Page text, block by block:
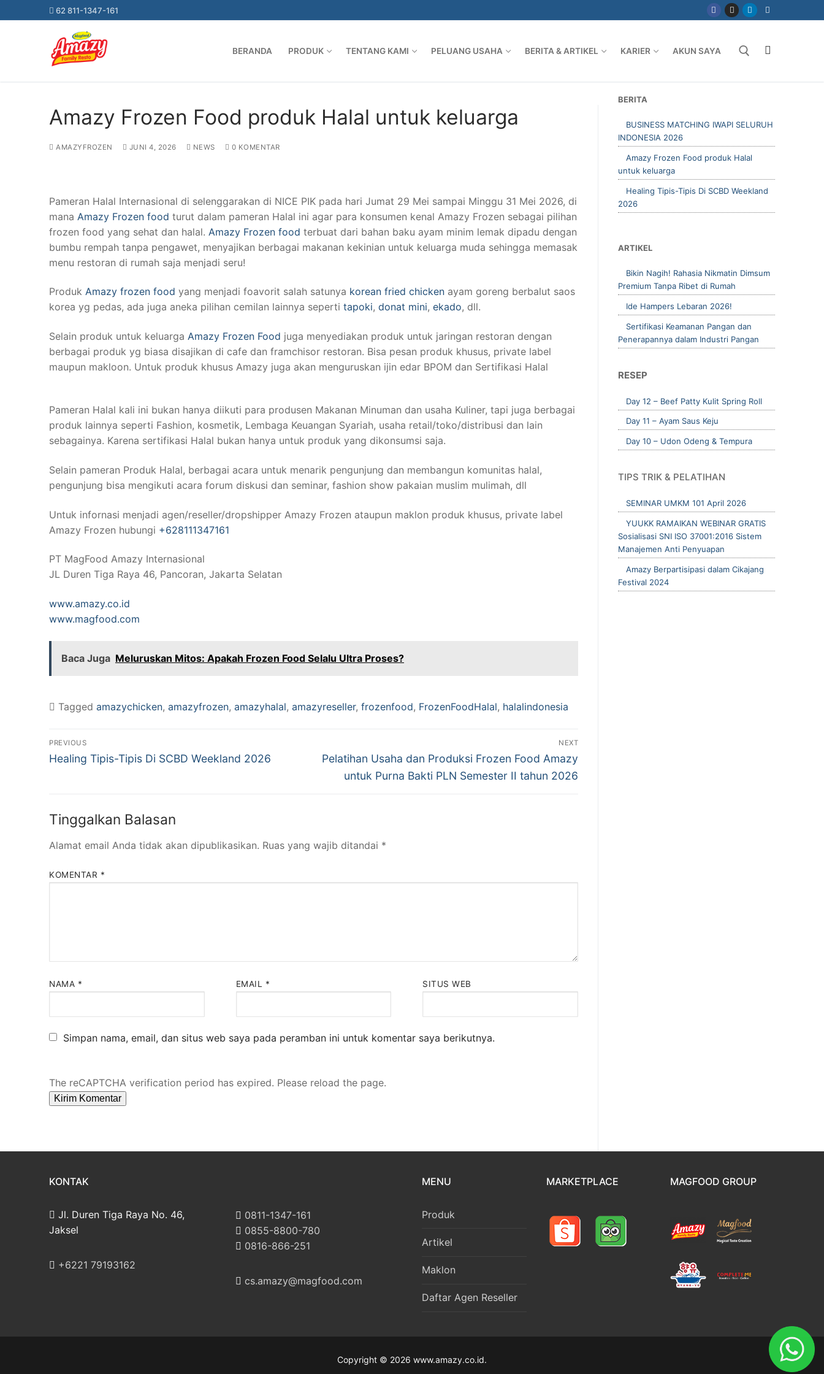
62 811-1347-161
BERANDA PRODUK TENTANG KAMI PELUANG USAHA BERITA & ARTIKEL KARIER AKUN SAYA
HOME AMAZY FROZEN FOOD PRODUK HALAL UNTUK KELUARGA
Amazy Frozen Food produk Halal untuk keluarga
AMAZYFROZEN JUNI 4, 2026 NEWS 0 KOMENTAR
Pameran Halal Internasional di selenggarakan di NICE PIK pada hari Jumat 29 Mei sampai Minggu 31 Mei 2026, di
mana Amazy Frozen food turut dalam pameran Halal ini agar para konsumen kenal Amazy Frozen sebagai pilihan
frozen food yang sehat dan halal. Amazy Frozen food terbuat dari bahan baku ayam minim lemak dipadu dengan
bumbu rempah tanpa pengawet, menyajikan berbagai makanan kekinian untuk keluarga muda sehingga memasak
menu restoran di rumah saja menjadi seru!
Produk Amazy frozen food yang menjadi foavorit salah satunya korean fried chicken ayam goreng berbalut saos
korea yg pedas, ada juga aneka pilihan cemilan lainnya seperti tapoki, donat mini, ekado, dll.
Selain produk untuk keluarga Amazy Frozen Food juga menyediakan produk untuk jaringan restoran dengan
berbagai produk yg biasa disajikan di cafe dan framchisor restoran. Bisa pesan produk khusus, private label
maupun makloon. Untuk produk khusus Amazy juga akan menguruskan ijin edar BPOM dan Sertifikasi Halal
Pameran Halal kali ini bukan hanya diikuti para produsen Makanan Minuman dan usaha Kuliner, tapi juga berbagai
produk lainnya seperti Fashion, kosmetik, Lembaga Keuangan Syariah, usaha retail/toko/distribusi dan lain
sebagainya. Karena sertifikasi Halal bukan hanya untuk produk yang dikonsumsi saja.
Selain pameran Produk Halal, berbagai acara untuk menarik pengunjung dan membangun komunitas halal,
pengunjung bisa mengikuti acara forum diskusi dan seminar, fashion show pakaian muslim mulimah, dll
Untuk infornasi menjadi agen/reseller/dropshipper Amazy Frozen ataupun maklon produk khusus, private label
Amazy Frozen hubungi +628111347161
PT MagFood Amazy Internasional
JL Duren Tiga Raya 46, Pancoran, Jakarta Selatan
www.amazy.co.id
www.magfood.com
Baca Juga Meluruskan Mitos: Apakah Frozen Food Selalu Ultra Proses?
Tagged amazychicken, amazyfrozen, amazyhalal, amazyreseller, frozenfood, FrozenFoodHalal, halalindonesia
PREVIOUS
Healing Tipis-Tipis Di SCBD Weekland 2026
NEXT
Pelatihan Usaha dan Produksi Frozen Food Amazy
untuk Purna Bakti PLN Semester II tahun 2026
Tinggalkan Balasan
Alamat email Anda tidak akan dipublikasikan. Ruas yang wajib ditandai *
KOMENTAR *
NAMA * EMAIL * SITUS WEB
Simpan nama, email, dan situs web saya pada peramban ini untuk komentar saya berikutnya.
The reCAPTCHA verification period has expired. Please reload the page.
Cari
BERITA
BUSINESS MATCHING IWAPI SELURUH
INDONESIA 2026
Amazy Frozen Food produk Halal
untuk keluarga
Healing Tipis-Tipis Di SCBD Weekland
2026
ARTIKEL
Bikin Nagih! Rahasia Nikmatin Dimsum
Premium Tanpa Ribet di Rumah
Ide Hampers Lebaran 2026!
Sertifikasi Keamanan Pangan dan
Penerapannya dalam Industri Pangan
RESEP
Day 12 – Beef Patty Kulit Spring Roll
Day 11 – Ayam Saus Keju
Day 10 – Udon Odeng & Tempura
TIPS TRIK & PELATIHAN
SEMINAR UMKM 101 April 2026
YUUKK RAMAIKAN WEBINAR GRATIS
Sosialisasi SNI ISO 37001:2016 Sistem
Manajemen Anti Penyuapan
Amazy Berpartisipasi dalam Cikajang
Festival 2024
KONTAK
Jl. Duren Tiga Raya No. 46,
Jaksel
‎+6221 79193162
‪0811-1347-161
‪0855-8800-780
‪0816-866-251
cs.amazy@magfood.com
MENU
Produk
Artikel
Maklon
Daftar Agen Reseller
MARKETPLACE MAGFOOD GROUP
Copyright © 2026 www.amazy.co.id.